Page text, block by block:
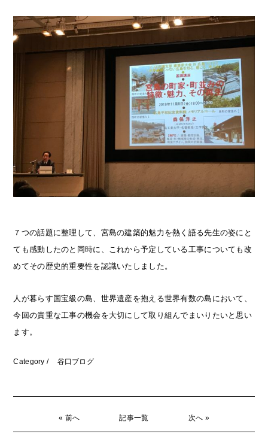
７つの話題に整理して、宮島の建築的魅力を熱く語る先生の姿にと
ても感動したのと同時に、これから予定している工事についても改
めてその歴史的重要性を認識いたしました。
人が暮らす国宝級の島、世界遺産を抱える世界有数の島において、
今回の貴重な工事の機会を大切にして取り組んでまいりたいと思い
ます。
Category / 谷口ブログ
« 前へ 記事一覧 次へ »